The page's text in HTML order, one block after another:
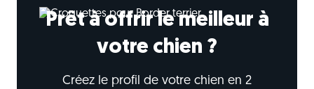
Prêt à offrir le meilleur à
votre chien ?
Créez le profil de votre chien en 2